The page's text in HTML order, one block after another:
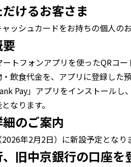
けるお客さま
ッシュカードをお持ちの個人の
ートフォンアプリを使ったQRコー
飲食代金を、アプリに登録した
Pay」アプリをインストール
なります。
のご案内
年2月2日）に新設予定となり
旧中京銀行の口座を